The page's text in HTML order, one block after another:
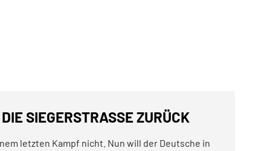
SIEGERSTRASSE ZURÜCK
letzten Kampf nicht. Nun will der Deutsche in